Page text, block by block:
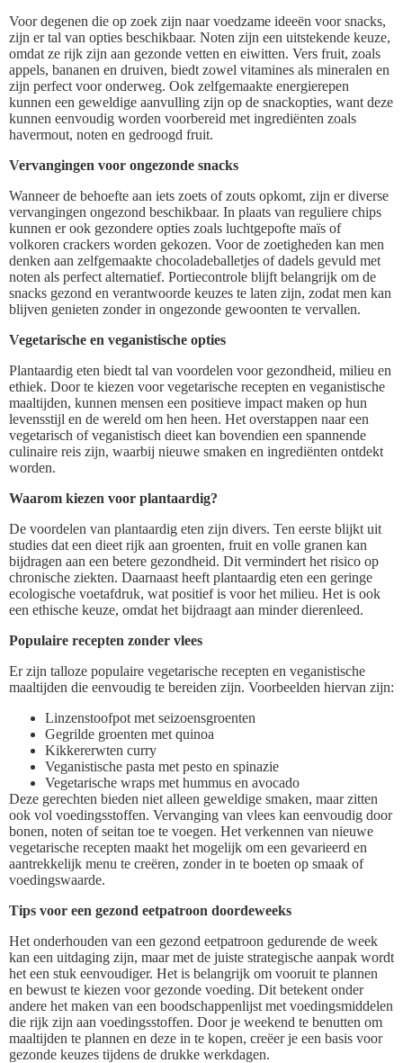
Voor degenen die op zoek zijn naar voedzame ideeën voor snacks,
zijn er tal van opties beschikbaar. Noten zijn een uitstekende keuze,
omdat ze rijk zijn aan gezonde vetten en eiwitten. Vers fruit, zoals
appels, bananen en druiven, biedt zowel vitamines als mineralen en
zijn perfect voor onderweg. Ook zelfgemaakte energierepen
kunnen een geweldige aanvulling zijn op de snackopties, want deze
kunnen eenvoudig worden voorbereid met ingrediënten zoals
havermout, noten en gedroogd fruit.
Vervangingen voor ongezonde snacks
Wanneer de behoefte aan iets zoets of zouts opkomt, zijn er diverse
vervangingen ongezond beschikbaar. In plaats van reguliere chips
kunnen er ook gezondere opties zoals luchtgepofte maïs of
volkoren crackers worden gekozen. Voor de zoetigheden kan men
denken aan zelfgemaakte chocoladeballetjes of dadels gevuld met
noten als perfect alternatief. Portiecontrole blijft belangrijk om de
snacks gezond en verantwoorde keuzes te laten zijn, zodat men kan
blijven genieten zonder in ongezonde gewoonten te vervallen.
Vegetarische en veganistische opties
Plantaardig eten biedt tal van voordelen voor gezondheid, milieu en
ethiek. Door te kiezen voor vegetarische recepten en veganistische
maaltijden, kunnen mensen een positieve impact maken op hun
levensstijl en de wereld om hen heen. Het overstappen naar een
vegetarisch of veganistisch dieet kan bovendien een spannende
culinaire reis zijn, waarbij nieuwe smaken en ingrediënten ontdekt
worden.
Waarom kiezen voor plantaardig?
De voordelen van plantaardig eten zijn divers. Ten eerste blijkt uit
studies dat een dieet rijk aan groenten, fruit en volle granen kan
bijdragen aan een betere gezondheid. Dit vermindert het risico op
chronische ziekten. Daarnaast heeft plantaardig eten een geringe
ecologische voetafdruk, wat positief is voor het milieu. Het is ook
een ethische keuze, omdat het bijdraagt aan minder dierenleed.
Populaire recepten zonder vlees
Er zijn talloze populaire vegetarische recepten en veganistische
maaltijden die eenvoudig te bereiden zijn. Voorbeelden hiervan zijn:
Linzenstoofpot met seizoensgroenten
Gegrilde groenten met quinoa
Kikkererwten curry
Veganistische pasta met pesto en spinazie
Vegetarische wraps met hummus en avocado
Deze gerechten bieden niet alleen geweldige smaken, maar zitten
ook vol voedingsstoffen. Vervanging van vlees kan eenvoudig door
bonen, noten of seitan toe te voegen. Het verkennen van nieuwe
vegetarische recepten maakt het mogelijk om een gevarieerd en
aantrekkelijk menu te creëren, zonder in te boeten op smaak of
voedingswaarde.
Tips voor een gezond eetpatroon doordeweeks
Het onderhouden van een gezond eetpatroon gedurende de week
kan een uitdaging zijn, maar met de juiste strategische aanpak wordt
het een stuk eenvoudiger. Het is belangrijk om vooruit te plannen
en bewust te kiezen voor gezonde voeding. Dit betekent onder
andere het maken van een boodschappenlijst met voedingsmiddelen
die rijk zijn aan voedingsstoffen. Door je weekend te benutten om
maaltijden te plannen en deze in te kopen, creëer je een basis voor
gezonde keuzes tijdens de drukke werkdagen.